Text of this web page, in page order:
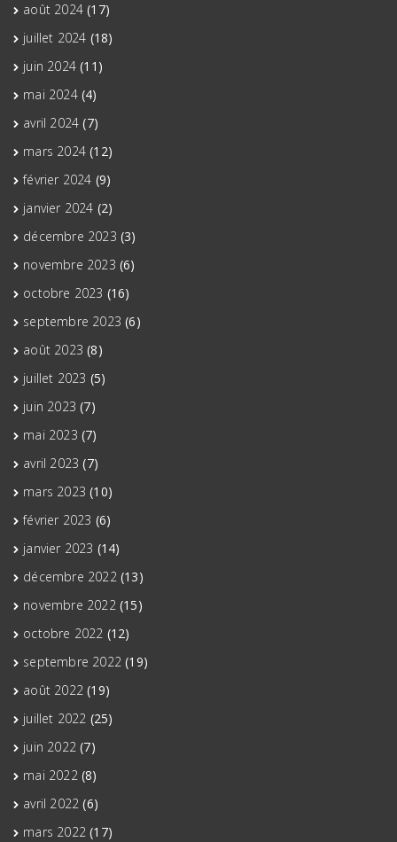
août 2024 (17)
juillet 2024 (18)
juin 2024 (11)
mai 2024(4)
avril 2024 (7)
mars 2024 (12)
février 2024 (9)
janvier 2024 (2)
décembre 2023 (3)
novembre 2023 (6)
octobre 2023 (16)
septembre 2023 (6)
août 2023 (8)
juillet 2023 (5)
juin 2023 (7)
mai 2023 (7)
avril 2023 (7)
mars 2023 (10)
février 2023 (6)
janvier 2023 (14)
décembre 2022(13)
novembre 2022(15)
octobre 2022 (12)
septembre 2022 (19)
août 2022 (19)
juillet 2022 (25)
juin 2022 (7)
mai 2022(8)
avril 2022 (6)
mars 2022 (17)